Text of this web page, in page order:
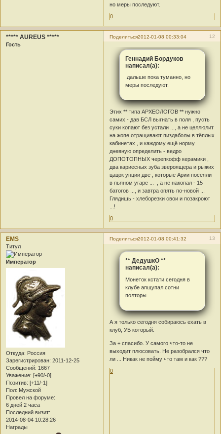
но меры последуют.
0
Поделиться 12
2012-01-08 00:33:04
***** AUREUS *****
Гость
Геннадий Бордуков
написал(а):
.дальше пока туманно, но
меры последуют.
Этих ** типа АРХЕОЛОГОВ ** нужно
самих - дав БСЛ выгнать в поля , пусть
суки копают без устали ..., а не целлюлит
на жопе отращивают пиздаболы в тёплых
кабинетах , и каждому ещё норму
дневную определить - ведро
ДОПОТОПНЫХ черепкофф керамики ,
два кариесных зуба звероящера и рыжих
цацок унции две , которые Арии посеяли
в пьяном угаре ... , а не накопал - 15
батогов ..., и завтра опять по-новой ...
Глядишь - хлеборезки свои и позакроют
...!
0
Поделиться 13
2012-01-08 00:41:32
EMS
Титул
Император
Откуда: Россия
Зарегистрирован: 2011-12-25
Сообщений: 1667
Уважение: [+90/-0]
Позитив: [+11/-1]
Пол: Мужской
Провел на форуме:
6 дней 2 часа
Последний визит:
2014-08-04 10:28:26
Награды
** ДедушкО **
написал(а):
Монеток кстати сегодня в
клубе апщупал сотни
полторы
А я только сегодня собираюсь ехать в
клуб, УБ который.
За + спасибо. У самого что-то не
выходит плюсовать. Не разобрался что
ли ... Никак не пойму что там и как ???
0